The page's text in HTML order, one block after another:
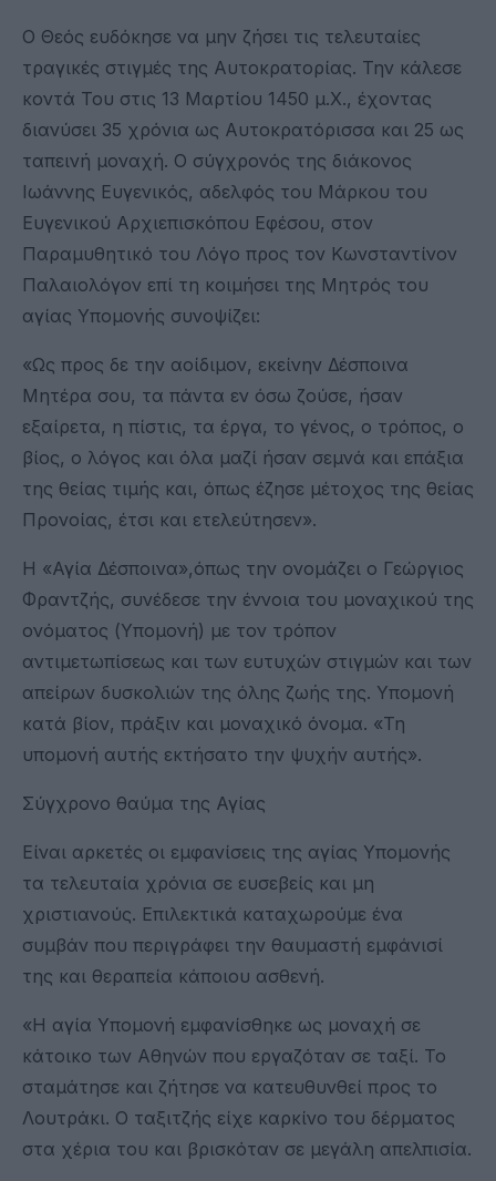
Ο Θεός ευδόκησε να μην ζήσει τις τελευταίες
τραγικές στιγμές της Αυτοκρατορίας. Την κάλεσε
κοντά Του στις 13 Μαρτίου 1450 μ.Χ., έχοντας
διανύσει 35 χρόνια ως Αυτοκρατόρισσα και 25 ως
ταπεινή μοναχή. Ο σύγχρονός της διάκονος
Ιωάννης Ευγενικός, αδελφός του Μάρκου του
Ευγενικού Αρχιεπισκόπου Εφέσου, στον
Παραμυθητικό του Λόγο προς τον Κωνσταντίνον
Παλαιολόγον επί τη κοιμήσει της Μητρός του
αγίας Υπομονής συνοψίζει:
«Ως προς δε την αοίδιμον, εκείνην Δέσποινα
Μητέρα σου, τα πάντα εν όσω ζούσε, ήσαν
εξαίρετα, η πίστις, τα έργα, το γένος, ο τρόπος, ο
βίος, ο λόγος και όλα μαζί ήσαν σεμνά και επάξια
της θείας τιμής και, όπως έζησε μέτοχος της θείας
Προνοίας, έτσι και ετελεύτησεν».
Η «Αγία Δέσποινα»,όπως την ονομάζει ο Γεώργιος
Φραντζής, συνέδεσε την έννοια του μοναχικού της
ονόματος (Υπομονή) με τον τρόπον
αντιμετωπίσεως και των ευτυχών στιγμών και των
απείρων δυσκολιών της όλης ζωής της. Υπομονή
κατά βίον, πράξιν και μοναχικό όνομα. «Τη
υπομονή αυτής εκτήσατο την ψυχήν αυτής».
Σύγχρονο θαύμα της Αγίας
Είναι αρκετές οι εμφανίσεις της αγίας Υπομονής
τα τελευταία χρόνια σε ευσεβείς και μη
χριστιανούς. Επιλεκτικά καταχωρούμε ένα
συμβάν που περιγράφει την θαυμαστή εμφάνισί
της και θεραπεία κάποιου ασθενή.
«Η αγία Υπομονή εμφανίσθηκε ως μοναχή σε
κάτοικο των Αθηνών που εργαζόταν σε ταξί. Το
σταμάτησε και ζήτησε να κατευθυνθεί προς το
Λουτράκι. Ο ταξιτζής είχε καρκίνο του δέρματος
στα χέρια του και βρισκόταν σε μεγάλη απελπισία.